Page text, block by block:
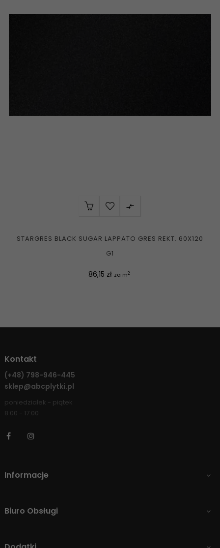

STARGRES BLACK SUGAR LAPPATO GRES REKT. 60X120
G1
Cena
86,15 zł za m2
Kontakt
(+48) 798-946-445
sklep@abcplytki.pl
poniedziałek - piątek
8:00 - 17:00
Facebook
Informacje 
Biuro Obsługi 